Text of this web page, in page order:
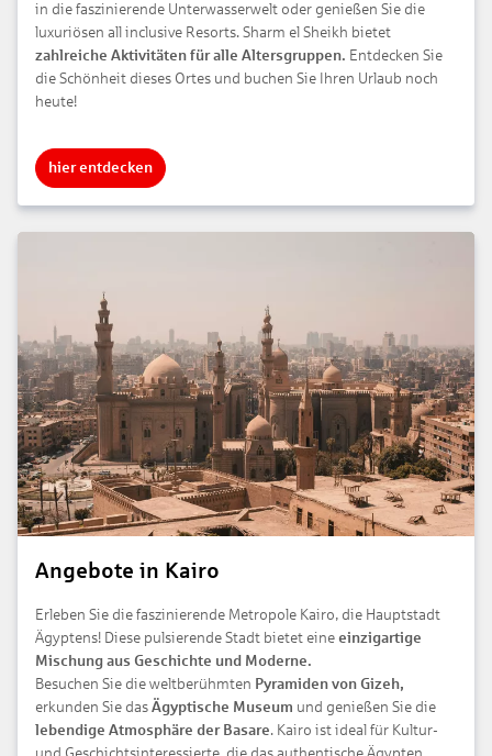
in die faszinierende Unterwasserwelt oder genießen Sie die
luxuriösen all inclusive Resorts. Sharm el Sheikh bietet
zahlreiche Aktivitäten für alle Altersgruppen. Entdecken Sie
die Schönheit dieses Ortes und buchen Sie Ihren Urlaub noch
heute!
hier entdecken
Angebote in Kairo
Erleben Sie die faszinierende Metropole Kairo, die Hauptstadt
Ägyptens! Diese pulsierende Stadt bietet eine einzigartige
Mischung aus Geschichte und Moderne.
Besuchen Sie die weltberühmten Pyramiden von Gizeh,
erkunden Sie das Ägyptische Museum und genießen Sie die
lebendige Atmosphäre der Basare. Kairo ist ideal für Kultur-